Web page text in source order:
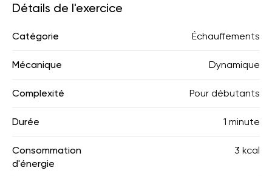
Détails de l'exercice
Catégorie Échauffements
Mécanique Dynamique
Complexité Pour débutants
Durée 1 minute
Consommation
d'énergie
3 kcal